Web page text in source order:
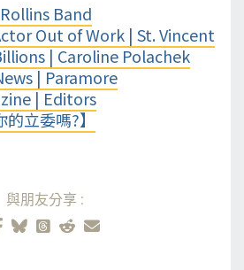
Band
Out of Work | St. Vincent
| Caroline Polachek
| Paramore
| Editors
的立委嗎?】
與朋友分享: